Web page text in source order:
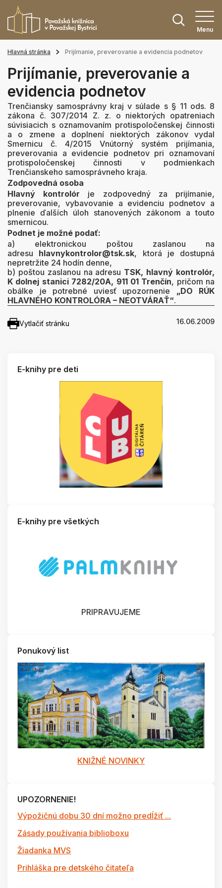
Menu
Hlavná stránka Prijímanie, preverovanie a evidencia podnetov
Prijímanie, preverovanie a
evidencia podnetov
Trenčiansky samosprávny kraj v súlade s § 11 ods. 8
zákona č. 307/2014 Z. z. o niektorých opatreniach
súvisiacich s oznamovaním protispoločenskej činnosti
a o zmene a doplnení niektorých zákonov vydal
Smernicu č. 4/2015 Vnútorný systém prijímania,
preverovania a evidencie podnetov pri oznamovaní
protispoločenskej činnosti v podmienkach
Trenčianskeho samosprávneho kraja.
Zodpovedná osoba
Hlavný kontrolór je zodpovedný za prijímanie,
preverovanie, vybavovanie a evidenciu podnetov a
plnenie ďalších úloh stanovených zákonom a touto
smernicou.
Podnet je možné podať:
a) elektronickou poštou zaslanou na
adresu hlavnykontrolor@tsk.sk, ktorá je dostupná
nepretržite 24 hodín denne,
b) poštou zaslanou na adresu TSK, hlavný kontrolór,
K dolnej stanici 7282/20A, 911 01 Trenčín, pričom na
obálke je potrebné uviesť upozornenie „DO RÚK
HLAVNÉHO KONTROLÓRA – NEOTVÁRAŤ“.
Vytlačiť stránku 16.06.2009
E-knihy pre deti
E-knihy pre všetkých
PRIPRAVUJEME
Ponukový list
KNIŽNÉ NOVINKY
UPOZORNENIE!
Výpožičnú dobu 30 dní možno predĺžiť ...
Zásady používania biblioboxu
Žiadanka MVS
Prihláška pre detského čitateľa